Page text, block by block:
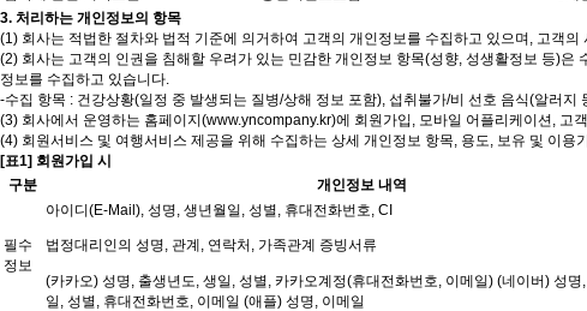
3. 처리하는 개인정보의 항목
(1) 회사는 적법한 절차와 법적 기준에 의거하여 고객의 개인정보를 수집하고 있으며, 고객
(2) 회사는 고객의 인권을 침해할 우려가 있는 민감한 개인정보 항목(성향, 성생활정보 등)
정보를 수집하고 있습니다.
-수집 항목 : 건강상황(일정 중 발생되는 질병/상해 정보 포함), 섭취불가/비 선호 음식(알러지
(3) 회사에서 운영하는 홈페이지(www.yncompany.kr)에 회원가입, 모바일 어플리케이션,
(4) 회원서비스 및 여행서비스 제공을 위해 수집하는 상세 개인정보 항목, 용도, 보유 및 이용
[표1] 회원가입 시
구분
개인정보 내역
필수
정보
아이디(E-Mail), 성명, 생년월일, 성별, 휴대전화번호, CI
법정대리인의 성명, 관계, 연락처, 가족관계 증빙서류
(카카오) 성명, 출생년도, 생일, 성별, 카카오계정(휴대전화번호, 이메일) (네이버) 성명
일, 성별, 휴대전화번호, 이메일 (애플) 성명, 이메일